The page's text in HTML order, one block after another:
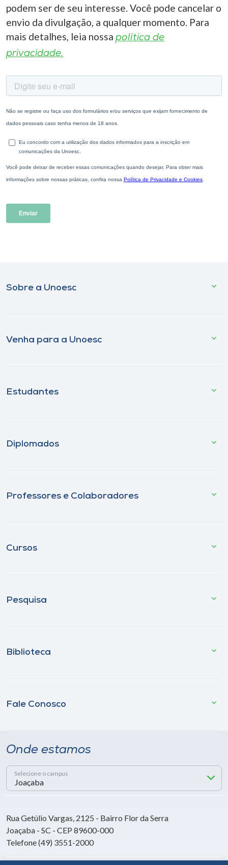
podem ser de seu interesse. Você pode cancelar o
envio da divulgação, a qualquer momento. Para
mais detalhes, leia nossa política de
privacidade.
Sobre a Unoesc
Venha para a Unoesc
Estudantes
Diplomados
Professores e Colaboradores
Cursos
Pesquisa
Biblioteca
Fale Conosco
Onde estamos
Selecione o campus
Rua Getúlio Vargas, 2125 - Bairro Flor da Serra
Joaçaba - SC - CEP 89600-000
Telefone (49) 3551-2000